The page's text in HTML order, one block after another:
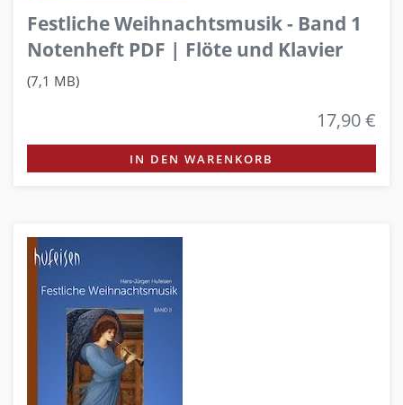
Festliche Weihnachtsmusik - Band 1
Notenheft PDF | Flöte und Klavier
(7,1 MB)
17,90 €
IN DEN WARENKORB